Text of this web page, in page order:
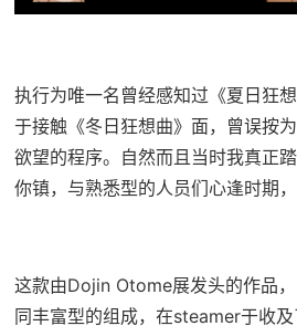
执行为唯一名曾经感知过《夏日狂
于接触《冬日狂想曲》面，曾误按
欲望的程序​​。自然而且当时我真正
你镇，与熟悉型的人员们心逢时期
这款由Dojin Otome展发头的作品
同丰富型的组成，在steamer于收